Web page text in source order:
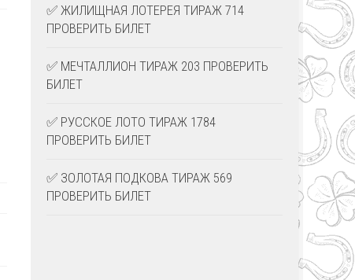
✅ ЖИЛИЩНАЯ ЛОТЕРЕЯ ТИРАЖ 714
ПРОВЕРИТЬ БИЛЕТ
✅ МЕЧТАЛЛИОН ТИРАЖ 203 ПРОВЕРИТЬ
БИЛЕТ
✅ РУССКОЕ ЛОТО ТИРАЖ 1784
ПРОВЕРИТЬ БИЛЕТ
✅ ЗОЛОТАЯ ПОДКОВА ТИРАЖ 569
ПРОВЕРИТЬ БИЛЕТ